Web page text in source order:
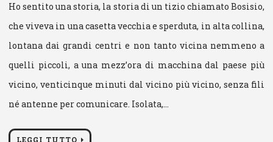
Ho sentito una storia, la storia di un tizio chiamato Bosisio,
che viveva in una casetta vecchia e sperduta, in alta collina,
lontana dai grandi centri e non tanto vicina nemmeno a
quelli piccoli, a una mezz’ora di macchina dal paese più
vicino, venticinque minuti dal vicino più vicino, senza fili
né antenne per comunicare. Isolata,…
LEGGI TUTTO